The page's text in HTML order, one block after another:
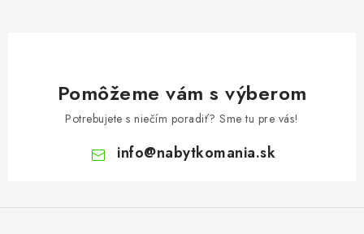
Pomôžeme vám s výberom
Potrebujete s niečím poradiť? Sme tu pre vás!
info@nabytkomania.sk